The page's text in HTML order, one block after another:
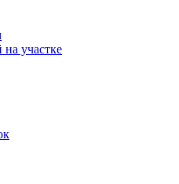
на участке